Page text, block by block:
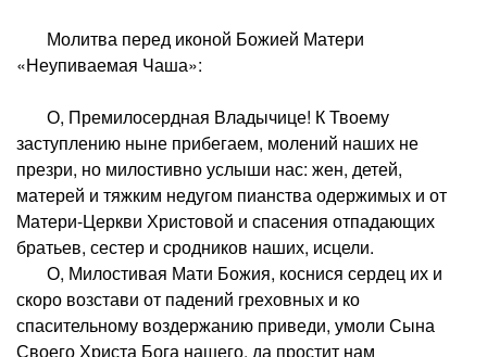
Молитва перед иконой Божией Матери
«Неупиваемая Чаша»:
О, Премилосердная Владычице! К Твоему
заступлению ныне прибегаем, молений наших не
презри, но милостивно услыши нас: жен, детей,
матерей и тяжким недугом пианства одержимых и от
Матери-Церкви Христовой и спасения отпадающих
братьев, сестер и сродников наших, исцели.
О, Милостивая Мати Божия, коснися сердец их и
скоро возстави от падений греховных и ко
спасительному воздержанию приведи, умоли Сына
Своего Христа Бога нашего, да простит нам